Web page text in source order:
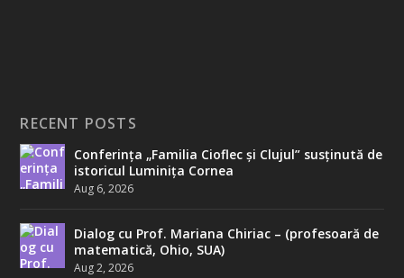
RECENT POSTS
Conferința „Familia Cioflec și Clujul” susținută de
istoricul Luminița Cornea
Aug 6, 2026
Dialog cu Prof. Mariana Chiriac – (profesoară de
matematică, Ohio, SUA)
Aug 2, 2026